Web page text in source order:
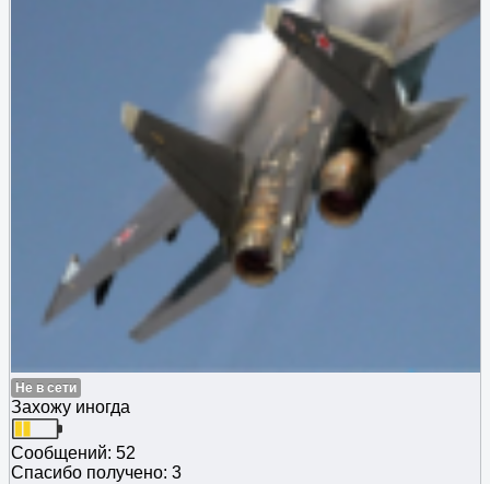
Не в сети
Захожу иногда
Сообщений: 52
Спасибо получено: 3